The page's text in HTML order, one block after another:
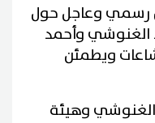
رسمي وعاجل حول
الغنوشي وأحمد
ويطمئن
الغنوشي وهيئة